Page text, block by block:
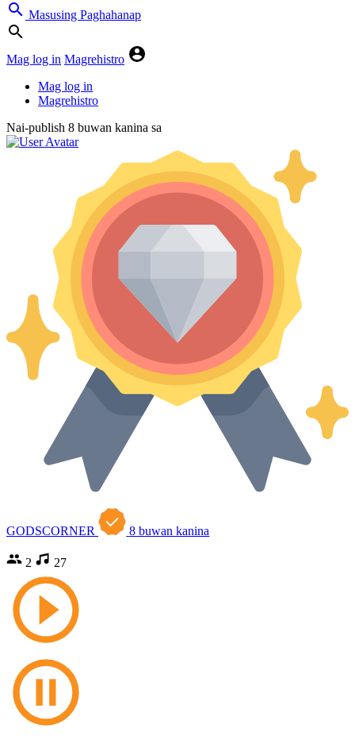
Masusing Paghahanap
Mag log in Magrehistro
Mag log in
Magrehistro
Nai-publish 8 buwan kanina sa
GODSCORNER 8 buwan kanina
2 27